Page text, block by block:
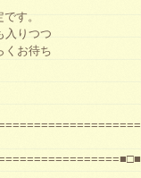
す。
入りつつ
くお待ち